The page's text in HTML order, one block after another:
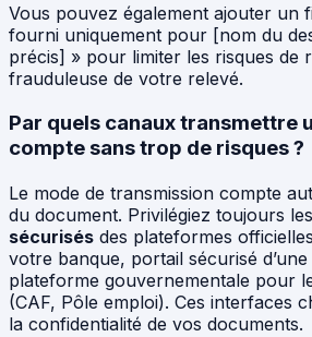
Vous pouvez également ajouter un
fourni uniquement pour [nom du
précis] » pour limiter les risques de
frauduleuse de votre relevé.
Par quels canaux transmettre
compte sans trop de risques ?
Le mode de transmission compte
du document. Privilégiez toujours les
sécurisés des plateformes
votre banque, portail sécurisé
plateforme gouvernementale pour
(CAF, Pôle emploi). Ces interfaces
la confidentialité de vos documents.